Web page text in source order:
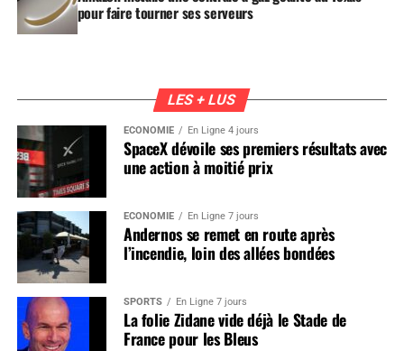
pour faire tourner ses serveurs
LES + LUS
ÉCONOMIE En Ligne 4 jours
SpaceX dévoile ses premiers résultats avec
une action à moitié prix
ÉCONOMIE En Ligne 7 jours
Andernos se remet en route après
l’incendie, loin des allées bondées
SPORTS En Ligne 7 jours
La folie Zidane vide déjà le Stade de
France pour les Bleus